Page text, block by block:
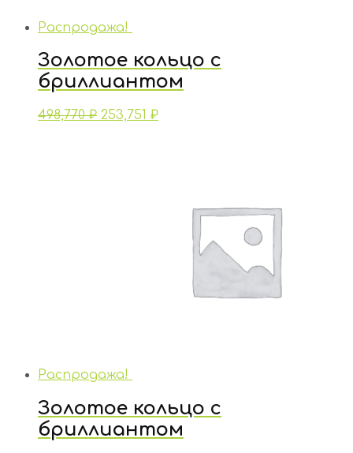
Распродажа!
Золотое кольцо с
бриллиантом
498,770₽ 253,751 ₽
Распродажа!
Золотое кольцо с
бриллиантом